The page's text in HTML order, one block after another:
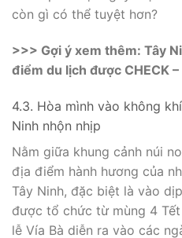
còn gì có thể tuyệt hơn?
>>> Gợi ý xem thêm: Tây
điểm du lịch được CHECK
4.3. Hòa mình vào không
Ninh nhộn nhịp
Nằm giữa khung cảnh núi
địa điểm hành hương của
Tây Ninh, đặc biệt là vào
được tổ chức từ mùng 4
lễ Vía Bà diễn ra vào các